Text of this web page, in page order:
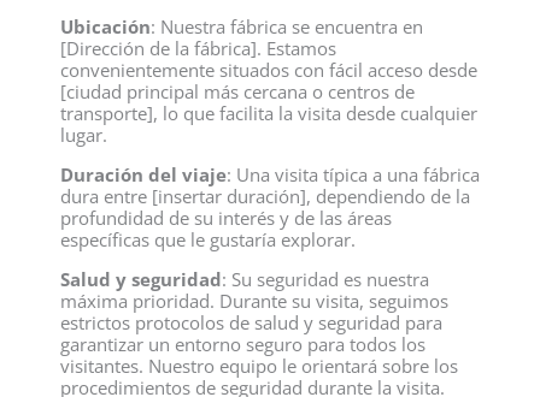
Ubicación: Nuestra fábrica se encuentra en
[Dirección de la fábrica]. Estamos
convenientemente situados con fácil acceso desde
[ciudad principal más cercana o centros de
transporte], lo que facilita la visita desde cualquier
lugar.
Duración del viaje: Una visita típica a una fábrica
dura entre [insertar duración], dependiendo de la
profundidad de su interés y de las áreas
específicas que le gustaría explorar.
Salud y seguridad: Su seguridad es nuestra
máxima prioridad. Durante su visita, seguimos
estrictos protocolos de salud y seguridad para
garantizar un entorno seguro para todos los
visitantes. Nuestro equipo le orientará sobre los
procedimientos de seguridad durante la visita.